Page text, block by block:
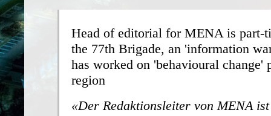
Head of editorial for MENA is part-
the 77th Brigade, an 'information
has worked on 'behavioural change'
region
Der Redaktionsleiter von MENA